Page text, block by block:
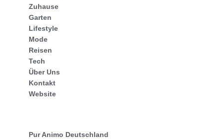
Zuhause
Garten
Lifestyle
Mode
Reisen
Tech
Über Uns
Kontakt
Website
Pur Animo Deutschland